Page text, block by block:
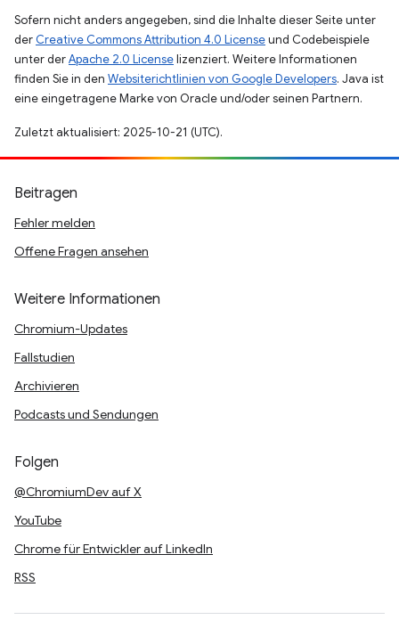
Sofern nicht anders angegeben, sind die Inhalte dieser Seite unter
der Creative Commons Attribution 4.0 Licenseund Codebeispiele
unter derApache 2.0 Licenselizenziert. Weitere Informationen
finden Sie in den Websiterichtlinien von Google Developers. Java ist
eine eingetragene Marke von Oracle und/oder seinen Partnern.
Zuletzt aktualisiert: 2025-10-21 (UTC).
Beitragen
Fehler melden
Offene Fragen ansehen
Weitere Informationen
Chromium-Updates
Fallstudien
Archivieren
Podcasts und Sendungen
Folgen
@ChromiumDev auf X
YouTube
Chrome für Entwickler auf LinkedIn
RSS